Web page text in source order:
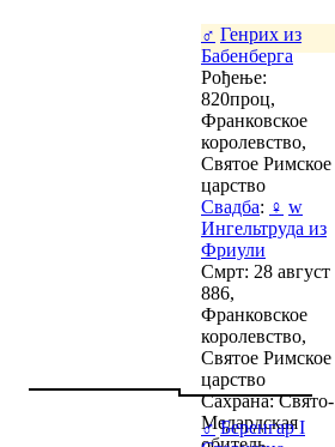
♂ Генрих из
Бабенберга
Рођење:
820проц,
Франковское
королевство,
Святое Римское
царство
Свадба: ♀ w
Ингельтруда из
Фриули
Смрт: 28 август
886,
Франковское
королевство,
Святое Римское
царство
Сахрана: Свято-
Медардская
♂ Беренгар I